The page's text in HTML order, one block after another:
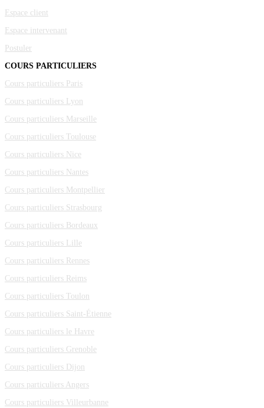
Espace client
Espace intervenant
Postuler
COURS PARTICULIERS
Cours particuliers Paris
Cours particuliers Lyon
Cours particuliers Marseille
Cours particuliers Toulouse
Cours particuliers Nice
Cours particuliers Nantes
Cours particuliers Montpellier
Cours particuliers Strasbourg
Cours particuliers Bordeaux
Cours particuliers Lille
Cours particuliers Rennes
Cours particuliers Reims
Cours particuliers Toulon
Cours particuliers Saint-Étienne
Cours particuliers le Havre
Cours particuliers Grenoble
Cours particuliers Dijon
Cours particuliers Angers
Cours particuliers Villeurbanne